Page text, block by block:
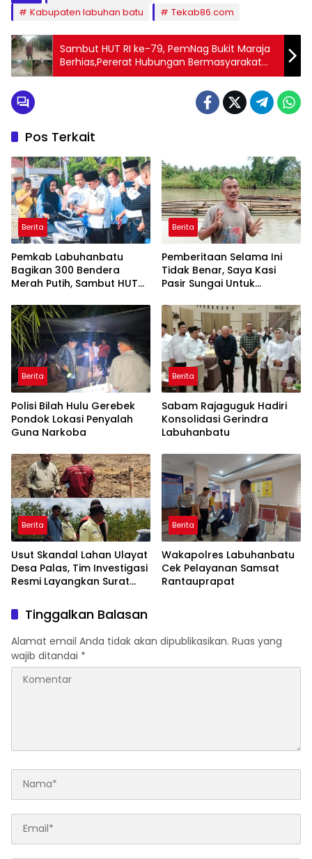
Kabupaten labuhan batu
Tekab86.com
Sambut HUT RI ke-79, PemNag Bukit Maraja
Berhias,Pererat Hubungan Bermasyarakat
dalam Bernegara
Pos Terkait
Berita
Pemkab Labuhanbatu
Bagikan 300 Bendera
Merah Putih, Sambut HUT
Berita
Pemberitaan Selama Ini
Tidak Benar, Saya Kasi
Pasir Sungai Untuk
Unggulan Sukma Nias
Berita
Polisi Bilah Hulu Gerebek
Pondok Lokasi Penyalah
Guna Narkoba
Berita
Sabam Rajaguguk Hadiri
Konsolidasi Gerindra
Labuhanbatu
Berita
Usut Skandal Lahan Ulayat
Desa Palas, Tim Investigasi
Resmi Layangkan Surat
Abadi
Berita
Wakapolres Labuhanbatu
Cek Pelayanan Samsat
Rantauprapat
Tinggalkan Balasan
Alamat email Anda tidak akan dipublikasikan. Ruas yang
wajib ditandai *